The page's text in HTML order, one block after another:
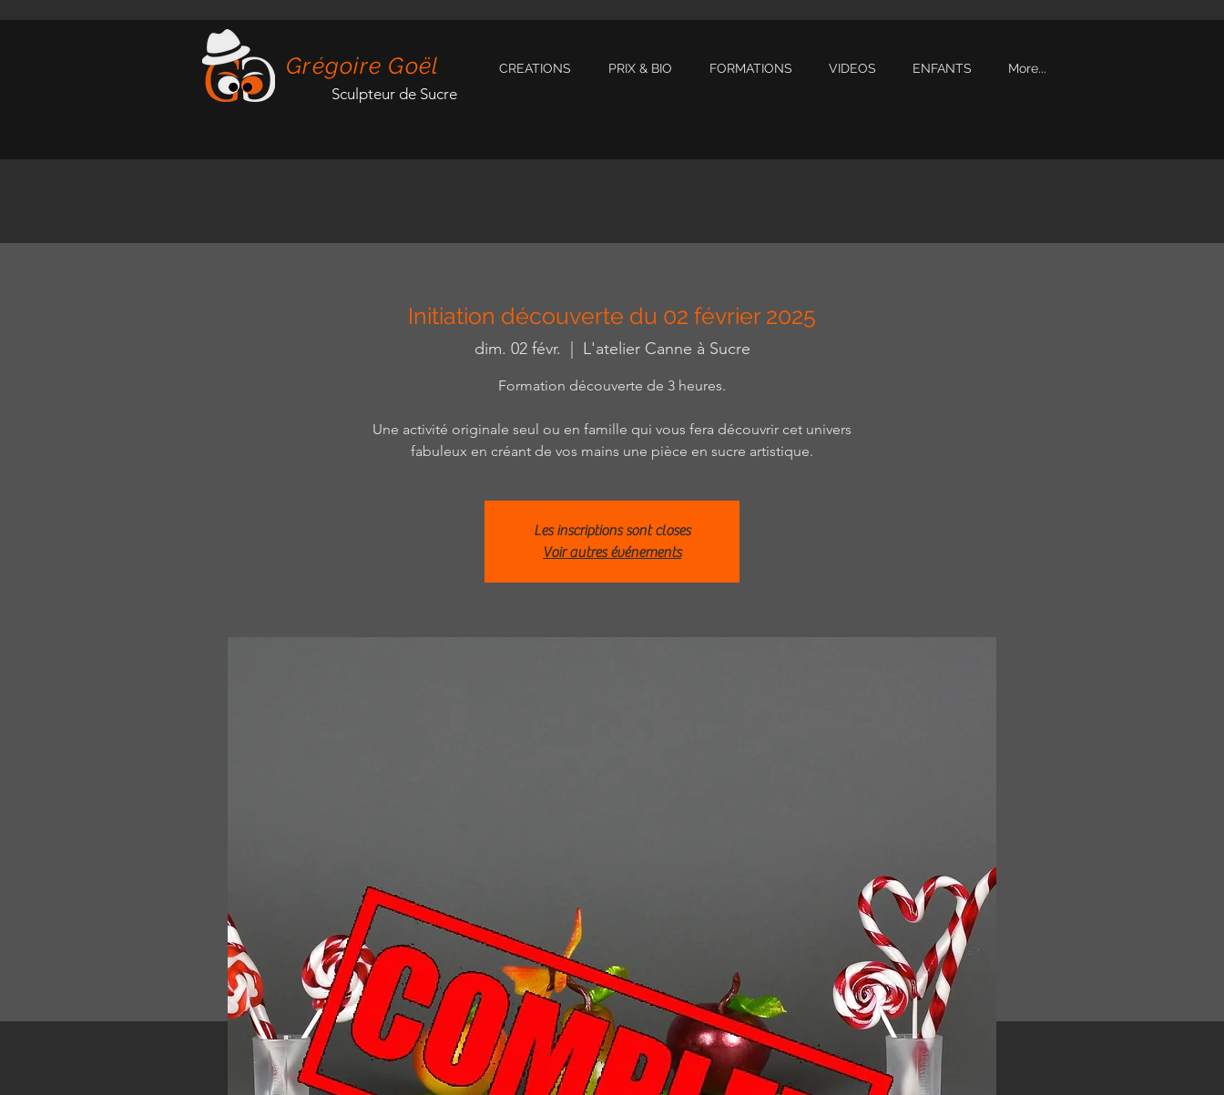
CREATIONS PRIX & BIO FORMATIONS VIDEOS ENFANTS More...
Grégoire Goël
Sculpteur de Sucre
Initiation découverte du 02 février 2025
dim. 02 févr. L'atelier Canne à Sucre
Formation découverte de 3 heures.
Une activité originale seul ou en famille qui vous fera découvrir cet univers
fabuleux en créant de vos mains une pièce en sucre artistique.
Les inscriptions sont closes
Voir autres événements